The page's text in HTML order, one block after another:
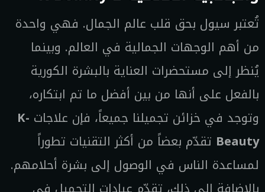
تُعتبر سيول بحق قلب عالم الجمال. فهي واحدة
من أهم الوجهات الجمالية في العالم. وبينما
يُنظر إلى مستحضرات العناية بالبشرة الكورية
بالفعل على أنها من بين أفضل ما تم ابتكاره،
وتوجد في خزائن تجميلنا جميعاً، فإن علاجات K-
Beauty تقدّم بعضاً من أكثر التقنيات تطوراً
لمساعدة الناس في الوصول إلى بشرة أحلامهم.